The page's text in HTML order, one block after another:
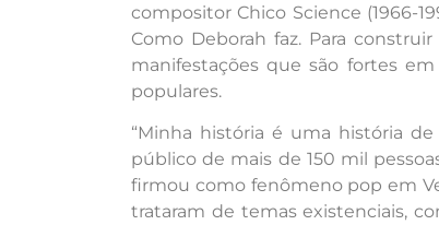
compositor Chico Science (1966-
Como Deborah faz. Para
manifestações que são fortes
populares.
“Minha história é uma história
público de mais de 150 mil
firmou como fenômeno pop em
trataram de temas existenciais,